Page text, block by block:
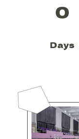
0
Days